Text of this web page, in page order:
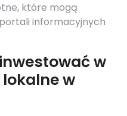
które mogą
informacyjnych
w
w